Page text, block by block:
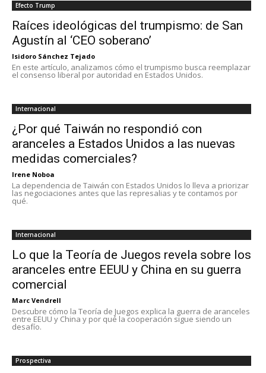
Efecto Trump
Raíces ideológicas del trumpismo: de San
Agustín al ‘CEO soberano’
Isidoro Sánchez Tejado
En este artículo, analizamos cómo el trumpismo busca reemplazar
el consenso liberal por autoridad en Estados Unidos.
Internacional
¿Por qué Taiwán no respondió con
aranceles a Estados Unidos a las nuevas
medidas comerciales?
Irene Noboa
La dependencia de Taiwán con Estados Unidos lo lleva a priorizar
las negociaciones antes que las represalias y te contamos por
qué.
Internacional
Lo que la Teoría de Juegos revela sobre los
aranceles entre EEUU y China en su guerra
comercial
Marc Vendrell
Descubre cómo la Teoría de Juegos explica la guerra de aranceles
entre EEUU y China y por qué la cooperación sigue siendo un
desafío.
Prospectiva